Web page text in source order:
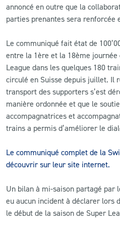
annoncé en outre que la
parties prenantes sera renforcée
Le communiqué fait état de
entre la 1ère et la 18ème journée
League dans les quelques 180
circulé en Suisse depuis juillet. Il
transport des supporters s’est
manière ordonnée et que le
accompagnatrices et
trains a permis d’améliorer le
Le communiqué complet de la
découvrir sur leur site internet.
Un bilan à mi-saison partagé par
eu aucun incident à déclarer lors
le début de la saison de Super